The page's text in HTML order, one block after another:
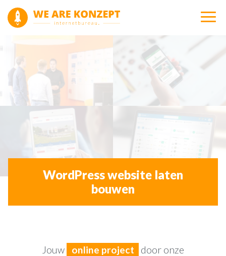
WordPress website laten
bouwen
Jouw online project
door onze